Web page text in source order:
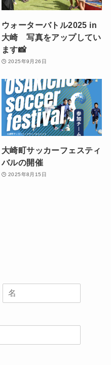
ウォーターバトル2025 in
大崎 写真をアップしてい
ます📸
2025年9月26日
大崎町サッカーフェスティ
バルの開催
2025年8月15日